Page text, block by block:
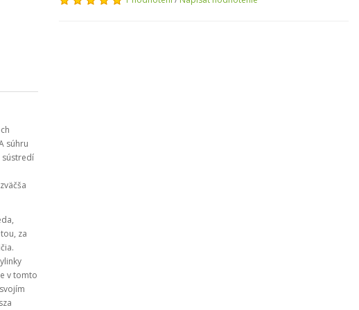
súhru
sústredí
za
v tomto